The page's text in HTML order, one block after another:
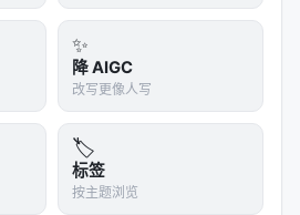
PyTorch ≥ 2.7, CUDA ≥
✨
降 AIGC
改写更像人写
🏷️
标签
按主题浏览